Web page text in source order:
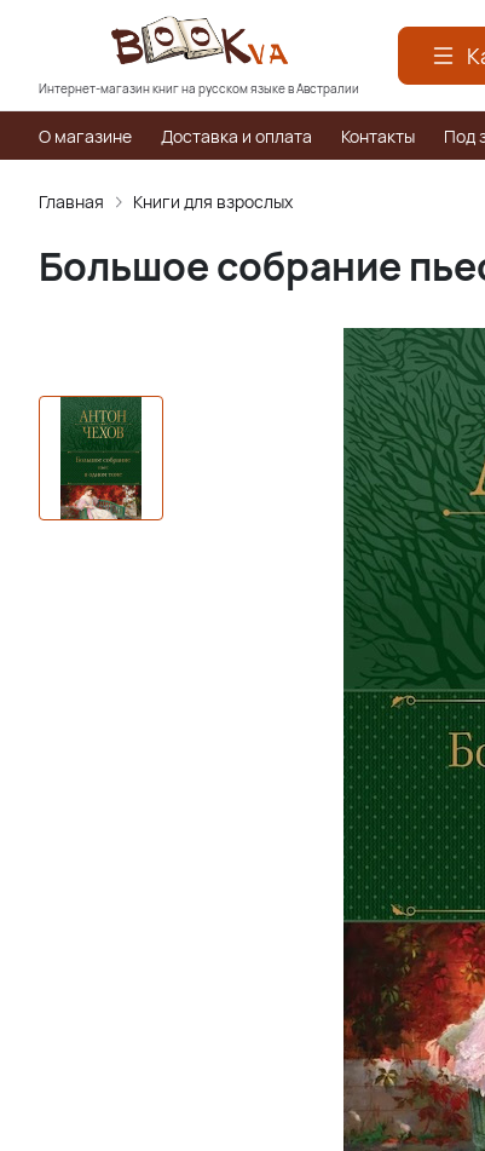
Интернет-магазин книг на русском языке в Австралии
О магазине Доставка и оплата Контакты Под
Главная Книги для взрослых
Большое собрание